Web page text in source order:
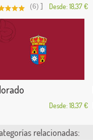
(6) ] Desde: 18,37 €
Desde: 18,37 €
relacionadas: